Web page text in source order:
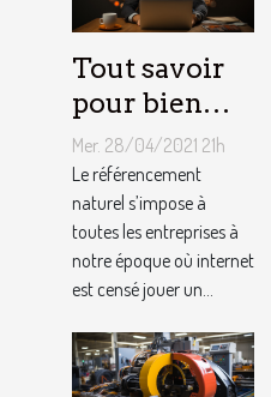
Tout savoir
pour bien
choisir un
consultant
SEO
Mer. 28/04/2021 21h
Le référencement
naturel s’impose à
toutes les entreprises à
notre époque où internet
est censé jouer un...